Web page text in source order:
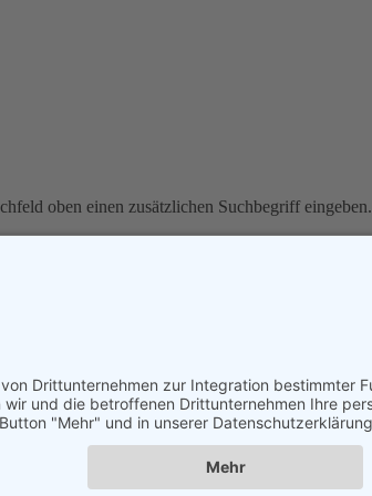
oben einen zusätzlichen Suchbegriff eingeben.
Cookie-Einstellungen